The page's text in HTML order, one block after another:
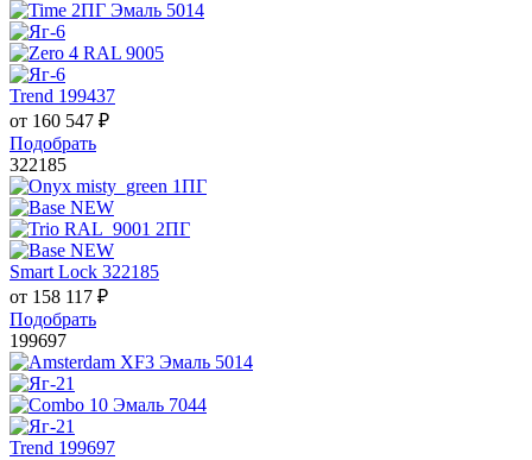
Trend 199437
от 160 547 ₽
Подобрать
322185
Smart Lock 322185
от 158 117 ₽
Подобрать
199697
Trend 199697